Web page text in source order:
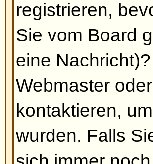
benötigt nur wenig
sollten es also gleich
Nach oben
Warum werde ich
Sollten Sie die
Einloggen nicht
gewisse Zeit
Ihres Accounts